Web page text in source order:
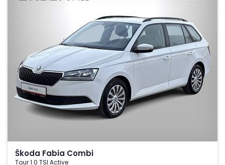
Škoda Fabia Combi
Tour 1.0 TSI Active